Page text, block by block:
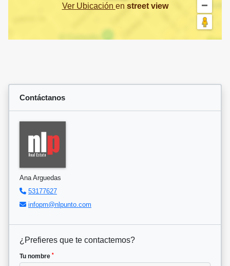
Ver Ubicación en street view
Contáctanos
Ana Arguedas
53177627
infopm@nlpunto.com
¿Prefieres que te contactemos?
Tu nombre *